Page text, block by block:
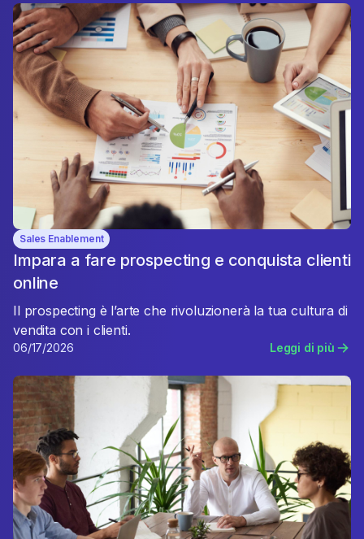
Sales Enablement
Impara a fare prospecting e conquista clienti
online
Il prospecting è l’arte che rivoluzionerà la tua cultura di
vendita con i clienti.
06/17/2026 Leggi di più